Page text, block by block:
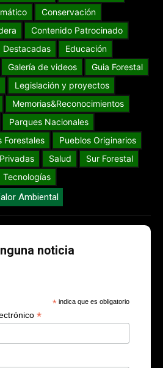
Conservación
Contenido Patrocinado
Destacadas
Educación
Galería de videos
Guia Forestal
Legislación y proyectos
Memorias&Reconocimientos
Parques Nacionales
Forestales
Pueblos Originarios
Salud
Sur Forestal
Tecnologías
Ambiental
noticia
* indica que es obligatorio
*